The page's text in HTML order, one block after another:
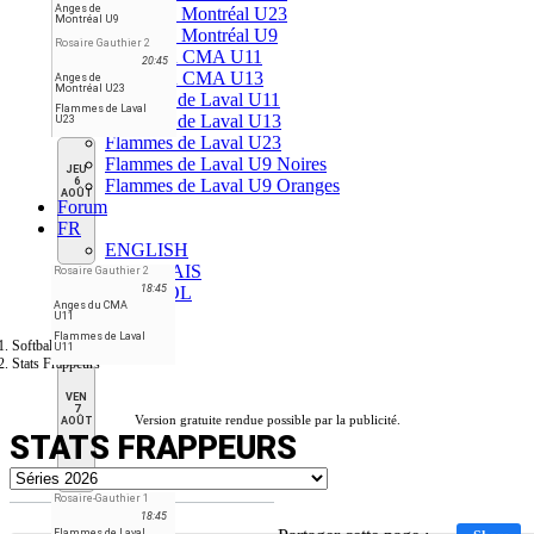
Anges de
Montréal U9
Rosaire Gauthier 2
20:45
Anges de
Montréal U23
Flammes de Laval
U23
JEU
6
AOÛT
Rosaire Gauthier 2
18:45
Anges du CMA
U11
Flammes de Laval
U11
VEN
7
AOÛT
Rosaire-Gauthier 1
18:45
Anges de Montréal U23
Anges de Montréal U9
Anges du CMA U11
Anges du CMA U13
Flammes de Laval U11
Flammes de Laval U13
Flammes de Laval U23
Flammes de Laval U9 Noires
Flammes de Laval U9 Oranges
Forum
FR
ENGLISH
FRANÇAIS
ESPAÑOL
Softball Laval Ligue
Stats Frappeurs
Version gratuite rendue possible par la publicité.
STATS FRAPPEURS